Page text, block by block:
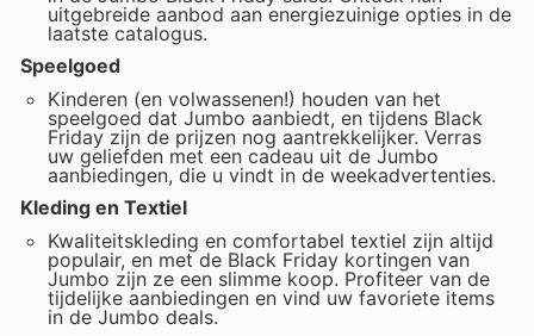
uitgebreide aanbod aan energiezuinige opties in de
laatste catalogus.
Speelgoed
Kinderen (en volwassenen!) houden van het
speelgoed dat Jumbo aanbiedt, en tijdens Black
Friday zijn de prijzen nog aantrekkelijker. Verras
uw geliefden met een cadeau uit de Jumbo
aanbiedingen, die u vindt in de weekadvertenties.
Kleding en Textiel
Kwaliteitskleding en comfortabel textiel zijn altijd
populair, en met de Black Friday kortingen van
Jumbo zijn ze een slimme koop. Profiteer van de
tijdelijke aanbiedingen en vind uw favoriete items
in de Jumbo deals.